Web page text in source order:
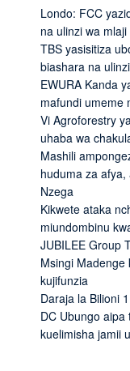
Londo: FCC
na ulinzi wa
TBS yasisitiza
biashara na
EWURA Kanda
mafundi umeme
Vi Agroforestry
uhaba wa
Mashili
huduma za
Nzega
Kikwete ataka
miundombinu
JUBILEE Group
Msingi Madenge
kujifunzia
Daraja la Bilioni
DC Ubungo aipa
kuelimisha jamii